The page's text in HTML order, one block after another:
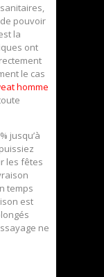
pouvoir
la
ont
le cas
homme
jusqu’à
les fêtes
temps
est
ne